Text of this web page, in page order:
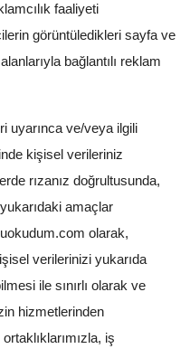
faaliyeti
görüntüledikleri sayfa ve
bağlantılı reklam
uyarınca ve/veya ilgili
kişisel verileriniz
rızanız doğrultusunda,
amaçlar
olarak,
verilerinizi yukarıda
ile sınırlı olarak ve
hizmetlerinden
iş